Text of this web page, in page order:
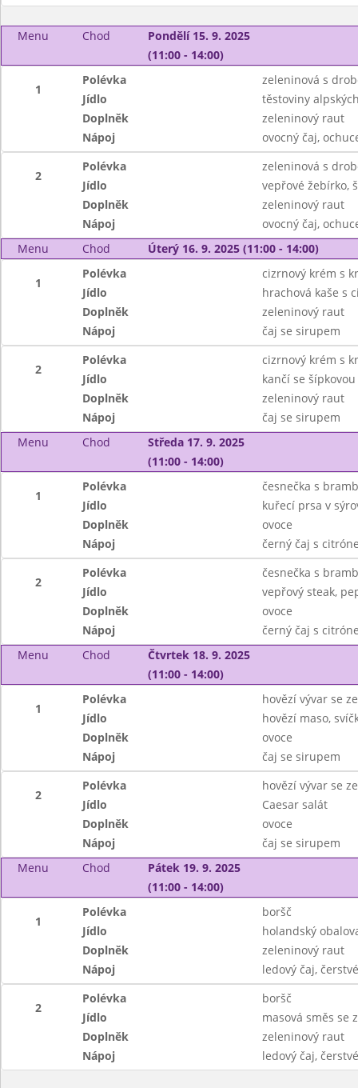
Menu Chod
Pondělí 15. 9. 2025
(11:00 - 14:00)
1
Polévka
zeleninová s
Jídlo
těstoviny
Doplněk
zeleninový raut
Nápoj
ovocný čaj,
2
Polévka
zeleninová s
Jídlo
vepřové žebírko,
Doplněk
zeleninový raut
Nápoj
ovocný čaj,
Menu
Chod Úterý 16. 9. 2025 (11:00 - 14:00)
1
Polévka
cizrnový krém s
Jídlo
hrachová kaše s
Doplněk
zeleninový raut
Nápoj
čaj se sirupem
2
Polévka
cizrnový krém s
Jídlo
kančí se
Doplněk
zeleninový raut
Nápoj
čaj se sirupem
Menu
Chod
Středa 17. 9. 2025
(11:00 - 14:00)
1
Polévka
česnečka s
Jídlo
kuřecí prsa v
Doplněk
ovoce
Nápoj
černý čaj s
2
Polévka
česnečka s
Jídlo
vepřový steak,
Doplněk
ovoce
Nápoj
černý čaj s
Menu
Chod
Čtvrtek 18. 9. 2025
(11:00 - 14:00)
1
Polévka
hovězí vývar se
Jídlo
hovězí maso,
Doplněk
ovoce
Nápoj
čaj se sirupem
2
Polévka
hovězí vývar se
Jídlo
Caesar salát
Doplněk
ovoce
Nápoj
čaj se sirupem
Menu
Chod
Pátek 19. 9. 2025
(11:00 - 14:00)
1
Polévka
boršč
Jídlo
holandský
Doplněk
zeleninový raut
Nápoj
ledový čaj,
2
Polévka
boršč
Jídlo
masová směs se
Doplněk
zeleninový raut
Nápoj
ledový čaj,